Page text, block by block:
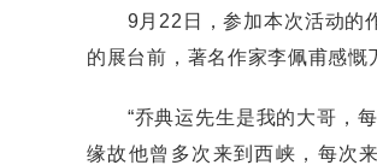
9月22日，参加本次活动的作
的展台前，著名作家李佩甫感慨
“乔典运先生是我的大哥，每
缘故他曾多次来到西峡，每次